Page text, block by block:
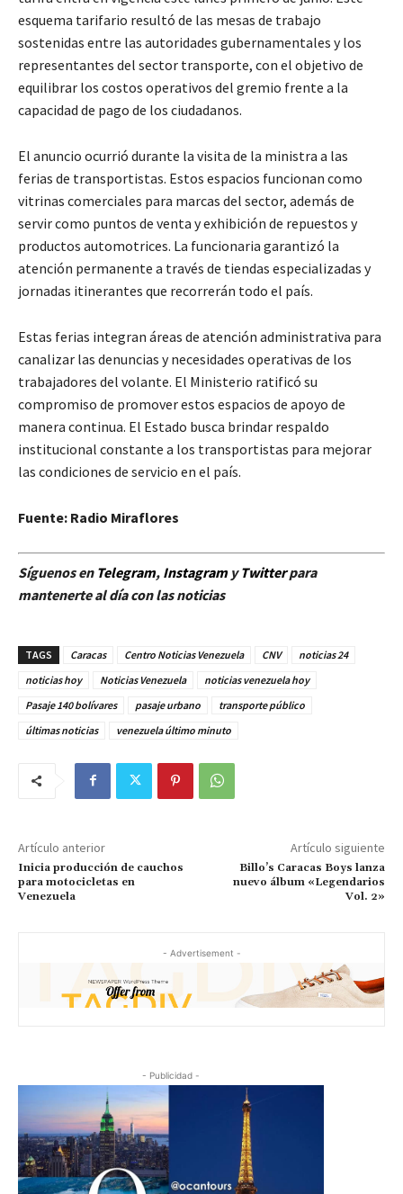
esquema tarifario resultó de las mesas de trabajo
sostenidas entre las autoridades gubernamentales y los
representantes del sector transporte, con el objetivo de
equilibrar los costos operativos del gremio frente a la
capacidad de pago de los ciudadanos.
El anuncio ocurrió durante la visita de la ministra a las
ferias de transportistas. Estos espacios funcionan como
vitrinas comerciales para marcas del sector, además de
servir como puntos de venta y exhibición de repuestos y
productos automotrices. La funcionaria garantizó la
atención permanente a través de tiendas especializadas y
jornadas itinerantes que recorrerán todo el país.
Estas ferias integran áreas de atención administrativa para
canalizar las denuncias y necesidades operativas de los
trabajadores del volante. El Ministerio ratificó su
compromiso de promover estos espacios de apoyo de
manera continua. El Estado busca brindar respaldo
institucional constante a los transportistas para mejorar
las condiciones de servicio en el país.
Fuente: Radio Miraflores
Síguenos en Telegram, InstagramyTwitterpara
mantenerte al día con las noticias
TAGS Caracas Centro Noticias Venezuela CNV
noticias 24
noticias hoy
Noticias Venezuela
noticias venezuela hoy
Pasaje 140 bolívares
pasaje urbano
transporte público
últimas noticias
venezuela último minuto
Artículo anterior
Inicia producción de cauchos
para motocicletas en
Venezuela
Artículo siguiente
Billo’s Caracas Boys lanza
nuevo álbum «Legendarios
Vol. 2»
- Advertisement -
- Publicidad -